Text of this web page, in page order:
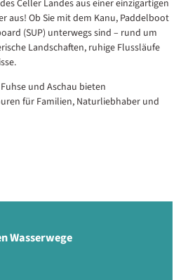
Celler Landes aus einer einzigartigen
aus! Ob Sie mit dem Kanu, Paddelboot
(SUP) unterwegs sind – rund um
Landschaften, ruhige Flussläufe
und Aschau bieten
für Familien, Naturliebhaber und
Wasserwege